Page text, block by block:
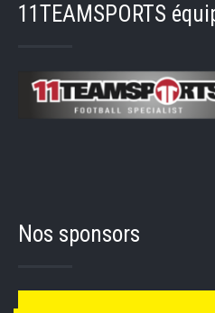
11TEAMSPORTS
Nos sponsors